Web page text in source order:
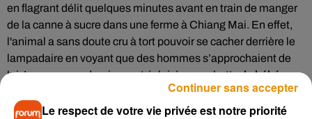
en flagrant délit quelques minutes avant en train de manger
de la canne à sucre dans une ferme à Chiang Mai. En effet,
l'animal a sans doute cru à tort pouvoir se cacher derrière le
lampadaire en voyant que des hommes s’approchaient de
lui. Lorsque ces derniers ont éclairé sa cachette,le bébé
éléphant, pourtant bien visible, est resté parfaitement
immobile dans l'espoir de ne pas être repéré.
Le respect de votre vie privée est notre priorité
Continuer sans accepter